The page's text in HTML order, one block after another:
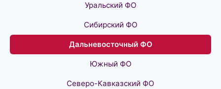
Уральский ФО
Сибирский ФО
Дальневосточный ФО
Южный ФО
Северо-Кавказский ФО